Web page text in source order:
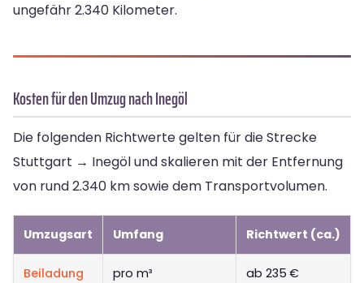
ungefähr 2.340 Kilometer.
Kosten für den Umzug nach Inegöl
Die folgenden Richtwerte gelten für die Strecke
Stuttgart → Inegöl und skalieren mit der Entfernung
von rund 2.340 km sowie dem Transportvolumen.
Umzugsart Umfang Richtwert (ca.)
Beiladung pro m³ ab 235 €